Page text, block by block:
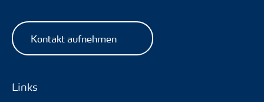
Kontakt aufnehmen
Links